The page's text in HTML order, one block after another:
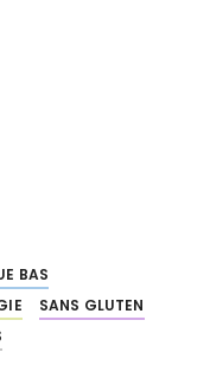
BAS
SANS GLUTEN